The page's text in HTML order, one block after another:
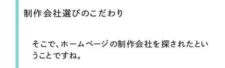
制作会社選びのこだわり
そこで、ホームページの制作会社を探されたとい
うことですね。